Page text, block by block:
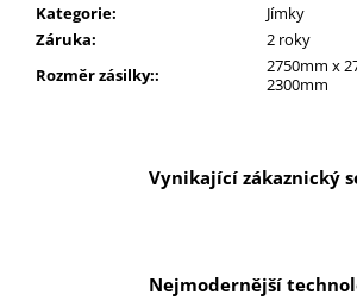
Kategorie:
Jímky
Záruka:
2 roky
Rozměr zásilky::
2750mm x
2300mm
Vynikající zákaznický
Nejmodernější